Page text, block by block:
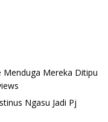
Menduga Mereka Ditipu
Ngasu Jadi Pj